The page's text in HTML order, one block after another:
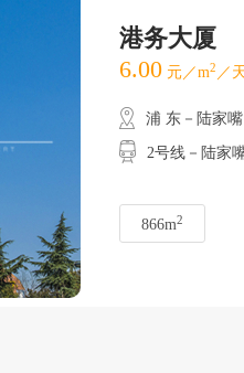
港务大厦
6.00 元／m2 ／
浦 东－陆家嘴
2号线－陆家嘴
866m2